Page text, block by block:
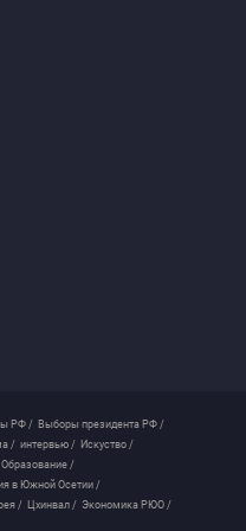
РФ / Выборы президента РФ /
/ интервью / Искуство /
Образование /
в Южной Осетии /
/ Цхинвал / Экономика РЮО /